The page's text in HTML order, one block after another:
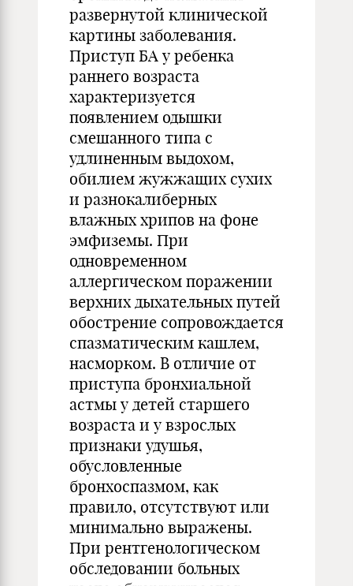
развернутой клинической
картины заболевания.
Приступ БА у ребенка
раннего возраста
характеризуется
появлением одышки
смешанного типа с
удлиненным выдохом,
обилием жужжащих сухих
и разнокалиберных
влажных хрипов на фоне
эмфиземы. При
одновременном
аллергическом поражении
верхних дыхательных путей
обострение сопровождается
спазматическим кашлем,
насморком. В отличие от
приступа бронхиальной
астмы у детей старшего
возраста и у взрослых
признаки удушья,
обусловленные
бронхоспазмом, как
правило, отсутствуют или
минимально выражены.
При рентгенологическом
обследовании больных